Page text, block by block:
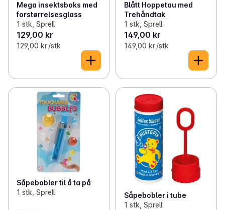
✓ Barnas sunne favoritter
✓ Enkle familiemiddager
Alt til matpakken (27)
Matbokser og drikkeflasker
Flekkfjerning og vask
Barnas frokostfavoritter
Fredagstaco (27)
Barnas stell (24)
✓ Leke ute (5)
Mega insektsboks med
forstørrelsesglass
1 stk, Sprell
129,00 kr
129,00 kr /stk
Blått Hoppetau med
Trehåndtak
1 stk, Sprell
149,00 kr
149,00 kr /stk
Såpebobler til å ta på
1 stk, Sprell
Såpebobler i tube
1 stk, Sprell